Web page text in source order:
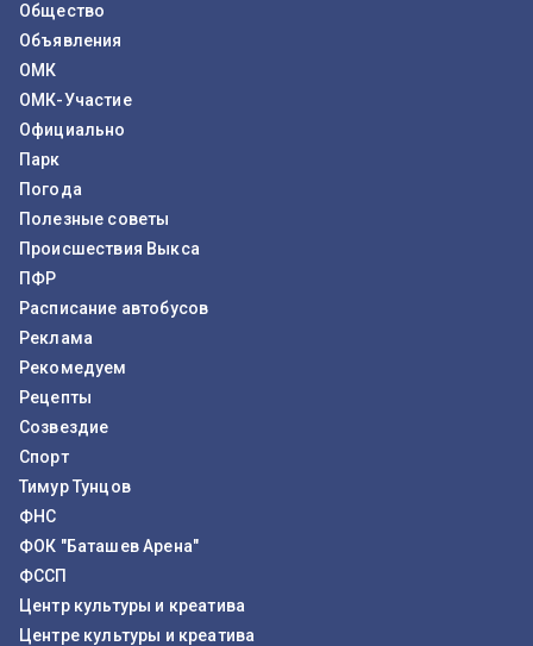
Общество
Объявления
ОМК
ОМК-Участие
Официально
Парк
Погода
Полезные советы
Происшествия Выкса
ПФР
Расписание автобусов
Реклама
Рекомедуем
Рецепты
Созвездие
Спорт
Тимур Тунцов
ФНС
ФОК "Баташев Арена"
ФССП
Центр культуры и креатива
Центре культуры и креатива